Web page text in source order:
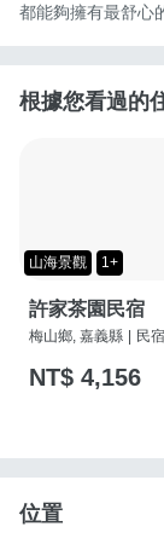
都能夠擁有最舒心
根據您看過的
山海景觀 1+
許家茶園民宿
梅山鄉, 嘉義縣 民宿
NT$ 4,156
位置